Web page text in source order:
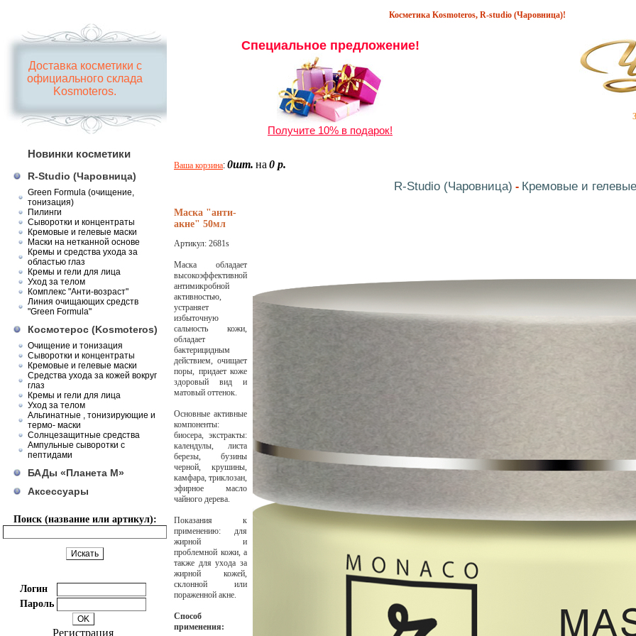
Косметика Kosmoteros, R-studio (Чаровница)!
Доставка косметики с
официального склада
Kosmoteros.
Новинки косметики
R-Studio (Чаровница)
Green Formula (очищение,
тонизация)
Пилинги
Сыворотки и концентраты
Кремовые и гелевые маски
Маски на нетканной основе
Кремы и средства ухода за
областью глаз
Кремы и гели для лица
Уход за телом
Комплекс "Анти-возраст"
Линия очищающих средств
"Green Formula"
Космотерос (Kosmoteros)
Очищение и тонизация
Сыворотки и концентраты
Кремовые и гелевые маски
Средства ухода за кожей вокруг
глаз
Кремы и гели для лица
Уход за телом
Альгинатные , тонизирующие и
термо- маски
Солнцезащитные средства
Ампульные сыворотки с
пептидами
БАДы «Планета М»
Аксессуары
Поиск (название или артикул):
Логин
Пароль
Регистрация
Специальное предложение!
Получите 10% в подарок!
Ваша корзина: 0шт. на 0 р.
R-Studio (Чаровница) - Кремовые и
Маска "анти-
акне" 50мл
Артикул: 2681s
Маска обладает
высокоэффективной
антимикробной
активностью,
устраняет
избыточную
сальность кожи,
обладает
бактерицидным
действием, очищает
поры, придает коже
здоровый вид и
матовый оттенок.
Основные активные
компоненты:
биосера, экстракты:
календулы, листа
березы, бузины
черной, крушины,
камфара, триклозан,
эфирное масло
чайного дерева.
Показания к
применению: для
жирной и
проблемной кожи, а
также для ухода за
жирной кожей,
склонной или
пораженной акне.
Способ
применения: